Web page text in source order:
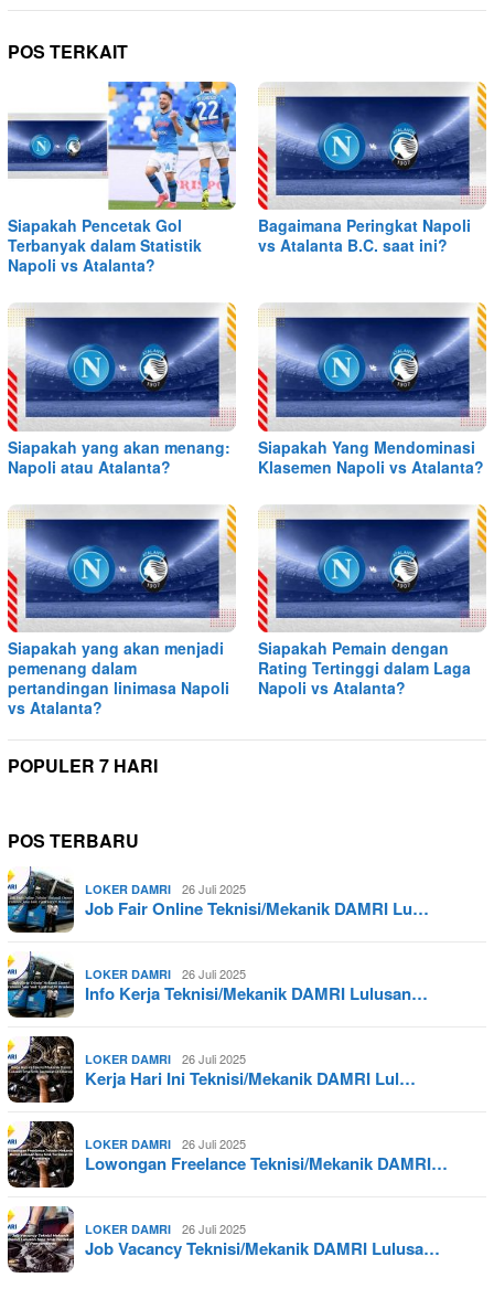
POS TERKAIT
Siapakah Pencetak Gol
Terbanyak dalam Statistik
Napoli vs Atalanta?
Bagaimana Peringkat Napoli
vs Atalanta B.C. saat ini?
Siapakah yang akan menang:
Napoli atau Atalanta?
Siapakah Yang Mendominasi
Klasemen Napoli vs Atalanta?
Siapakah yang akan menjadi
pemenang dalam
pertandingan linimasa Napoli
vs Atalanta?
Siapakah Pemain dengan
Rating Tertinggi dalam Laga
Napoli vs Atalanta?
POPULER 7 HARI
POS TERBARU
LOKER DAMRI 26 Juli 2025
Job Fair Online Teknisi/Mekanik DAMRI Lu…
LOKER DAMRI 26 Juli 2025
Info Kerja Teknisi/Mekanik DAMRI Lulusan…
LOKER DAMRI 26 Juli 2025
Kerja Hari Ini Teknisi/Mekanik DAMRI Lul…
LOKER DAMRI 26 Juli 2025
Lowongan Freelance Teknisi/Mekanik DAMRI…
LOKER DAMRI 26 Juli 2025
Job Vacancy Teknisi/Mekanik DAMRI Lulusa…